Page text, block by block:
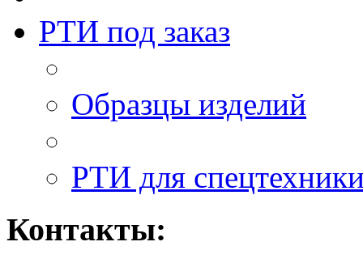
РТИ под заказ
Образцы изделий
РТИ для
Контакты: